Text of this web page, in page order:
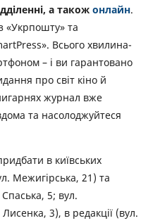
а також онлайн.
«Укрпошту» та
Всього хвилина-
– і ви гарантовано
про світ кіно й
журнал вже
та насолоджуйтеся
в київських
Межигірська, 21) та
5; вул.
3), в редакції (вул.